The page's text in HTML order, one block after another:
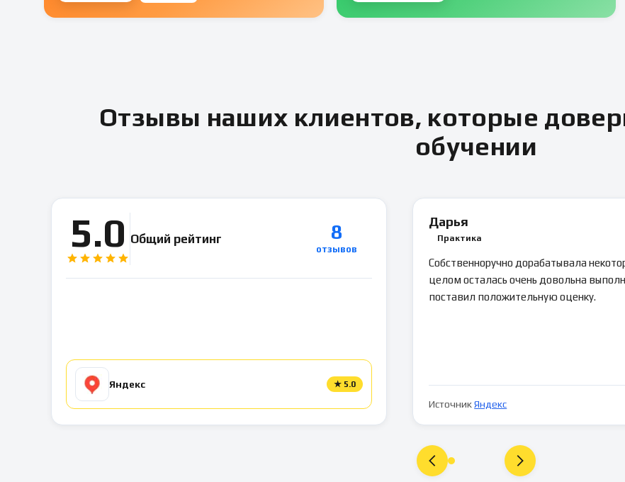
Отзывы наших клиентов, которые
обучении
5.0 Общий рейтинг 8
отзывов
Яндекс ★ 5.0
Дарья
Практика
Собственноручно дорабатывала
целом осталась очень довольна
поставил положительную оценку.
Источник Яндекс